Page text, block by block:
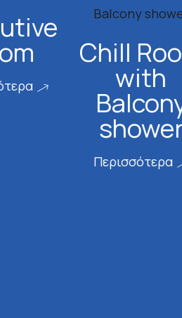
Chill Room
with
Balcony
shower
Περισσότερα